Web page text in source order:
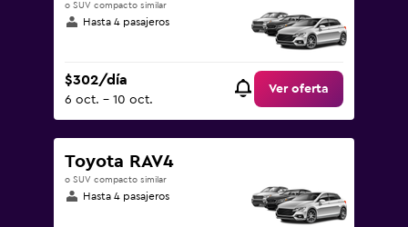
o SUV compacto similar
Hasta 4 pasajeros
$302/día
6 oct. - 10 oct.
Ver oferta
Toyota RAV4
o SUV compacto similar
Hasta 4 pasajeros